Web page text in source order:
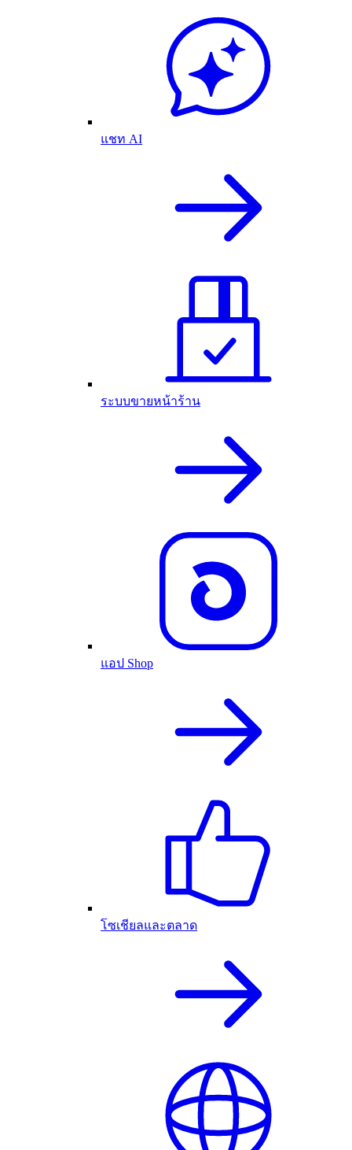
แชท AI
ระบบขายหน้าร้าน
แอป Shop
โซเชียลและตลาด